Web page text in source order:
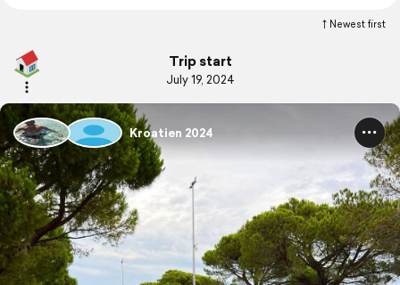
Newest first
Trip start
July 19, 2024
Kroatien 2024